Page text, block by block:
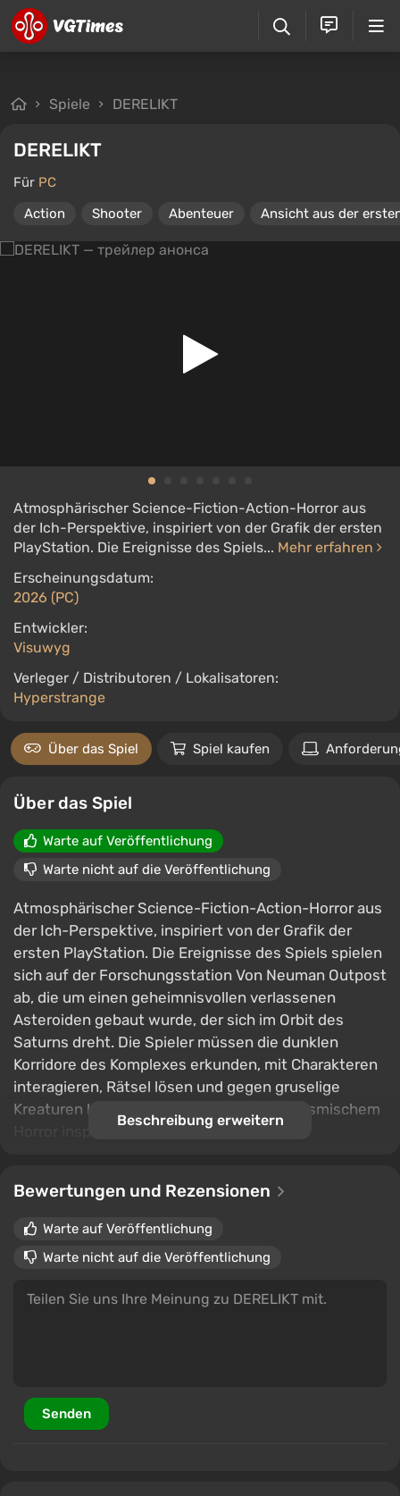
Spiele DERELIKT
DERELIKT
Für PC
Action
Shooter Abenteuer Ansicht aus der
Atmosphärischer Science-Fiction-Action-Horror aus
der Ich-Perspektive, inspiriert von der Grafik der ersten
PlayStation. Die Ereignisse des Spiels... Mehr erfahren
Erscheinungsdatum:
2026 (PC)
Entwickler:
Visuwyg
Verleger / Distributoren / Lokalisatoren:
Hyperstrange
Über das Spiel Spiel kaufen
Über das Spiel
Warte auf Veröffentlichung
Warte nicht auf die Veröffentlichung
Atmosphärischer Science-Fiction-Action-Horror aus
der Ich-Perspektive, inspiriert von der Grafik der
ersten PlayStation. Die Ereignisse des Spiels spielen
sich auf der Forschungsstation Von Neuman Outpost
ab, die um einen geheimnisvollen verlassenen
Asteroiden gebaut wurde, der sich im Orbit des
Saturns dreht. Die Spieler müssen die dunklen
Korridore des Komplexes erkunden, mit Charakteren
interagieren, Rätsel lösen und gegen gruselige
Kreaturen kämpfen, die von Lovecrafts kosmischem
Horror inspiriert sind.
Beschreibung erweitern
Bewertungen und Rezensionen
Warte auf Veröffentlichung
Warte nicht auf die Veröffentlichung
Senden